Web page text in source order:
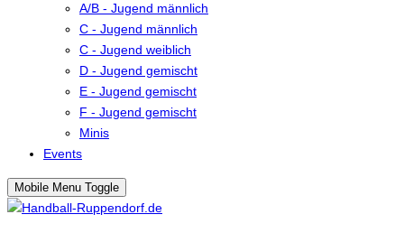
A/B - Jugend männlich
C - Jugend männlich
C - Jugend weiblich
D - Jugend gemischt
E - Jugend gemischt
F - Jugend gemischt
Minis
Events
Mobile Menu Toggle